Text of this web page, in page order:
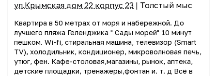
ул.Крымская дом 22 корпус 23 | Толстый мыс
Квартира в 50 метрах от моря и набережной. До
лучшего пляжа Геленджика " Сады морей" 10 минут
пешком. Wi-fi, стиральная машина, телевизор (Smart
TV), холодильник, кондиционер, микроволновая печь,
утюг, фен. Кафе-столовая,магазины, рынок, аптека,
детские площадки, тренажеры,фонтан и. т. д Всё в